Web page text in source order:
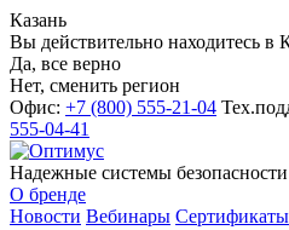
Казань
Вы действительно находитесь в
Да, все верно
Нет, сменить регион
Офис: +7 (800) 555-21-04
555-04-41
Надежные системы безопасности
О бренде
Новости Вебинары Сертификаты